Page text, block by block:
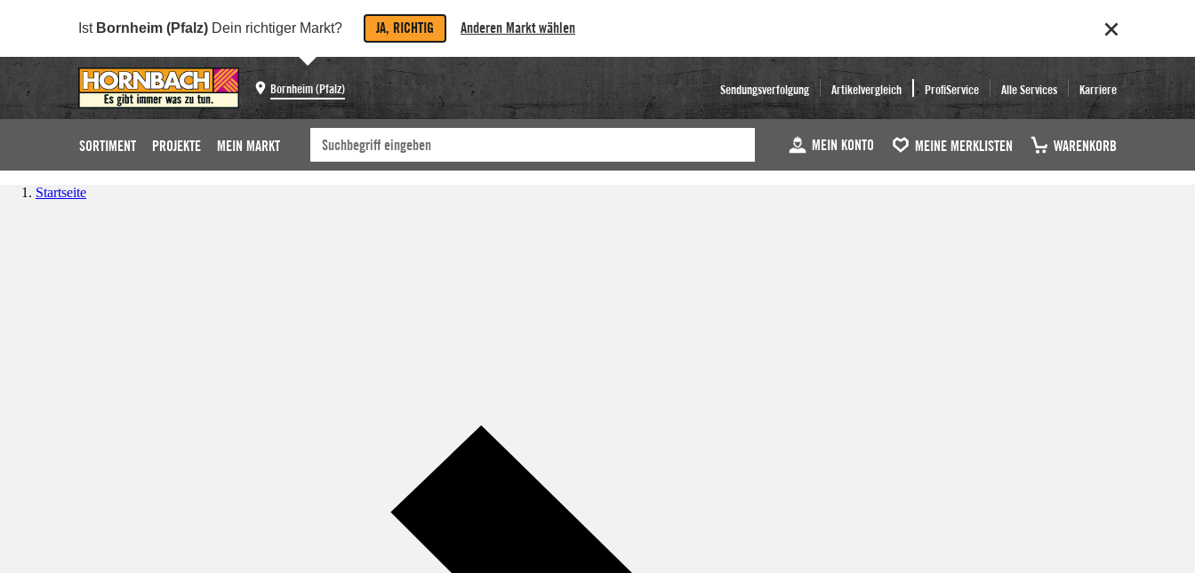
Ist Bornheim (Pfalz) Dein richtiger Markt? JA, RICHTIG Anderen Markt wählen
Bornheim (Pfalz) Sendungsverfolgung Artikelvergleich ProfiService Alle Services Karriere
SORTIMENT PROJEKTE MEIN MARKT MEIN KONTO MEINE MERKLISTEN WARENKORB
Startseite